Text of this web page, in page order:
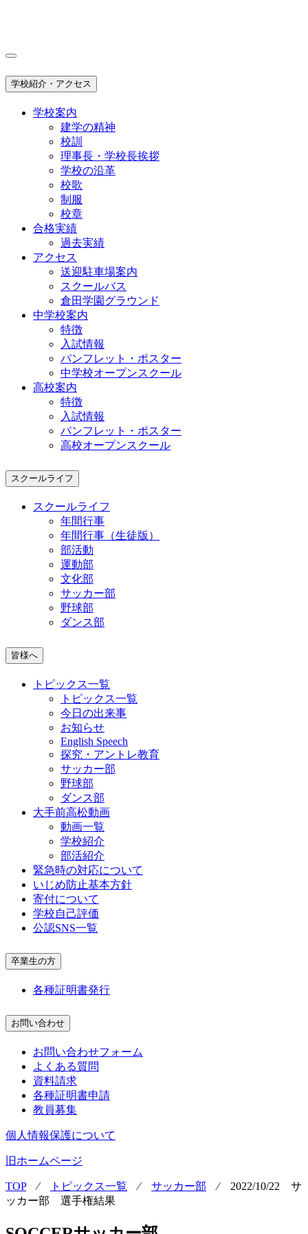
学校紹介・アクセス
学校案内
建学の精神
校訓
理事長・学校長挨拶
学校の沿革
校歌
制服
校章
合格実績
過去実績
アクセス
送迎駐車場案内
スクールバス
倉田学園グラウンド
中学校案内
特徴
入試情報
パンフレット・ポスター
中学校オープンスクール
高校案内
特徴
入試情報
パンフレット・ポスター
高校オープンスクール
スクールライフ
スクールライフ
年間行事
年間行事（生徒版）
部活動
運動部
文化部
サッカー部
野球部
ダンス部
皆様へ
トピックス一覧
トピックス一覧
今日の出来事
お知らせ
English Speech
探究・アントレ教育
サッカー部
野球部
ダンス部
大手前高松動画
動画一覧
学校紹介
部活紹介
緊急時の対応について
いじめ防止基本方針
寄付について
学校自己評価
公認SNS一覧
卒業生の方
各種証明書発行
お問い合わせ
お問い合わせフォーム
よくある質問
資料請求
各種証明書申請
教員募集
個人情報保護について
旧ホームページ
TOP⁄ トピックス一覧 ⁄ サッカー部 ⁄ 2022/10/22 サ
ッカー部 選手権結果